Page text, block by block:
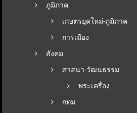
ภูมิภาค
เกษตรยุคใหม่-ภูมิภาค
การเมือง
สังคม
ศาสนา-วัฒนธรรม
พระเครื่อง
กทม